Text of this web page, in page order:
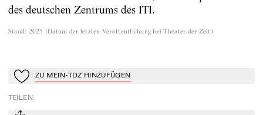
des deutschen Zentrums des ITI.
Stand: 2025 (Datum der letzten Veröffentlichung bei Theater der Zeit )
Zu Mein-TdZ hinzufügen
ZU MEIN-TDZ HINZUFÜGEN
TEILEN: